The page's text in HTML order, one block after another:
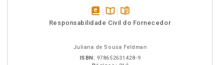
disponívelDisponível
páginas
Responsabilidade Civil do Fornecedor
Juliana de Sousa Feldman
ISBN: 978652631428-9